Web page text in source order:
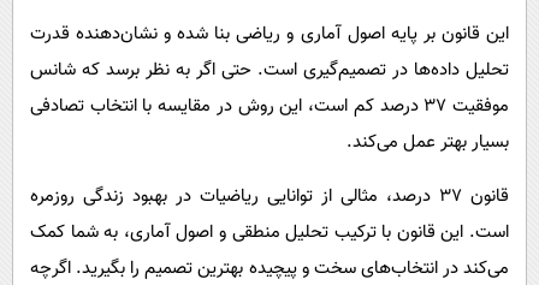
این قانون بر پایه اصول آماری و ریاضی بنا شده و نشان‌دهنده قدرت
تحلیل داده‌ها در تصمیم‌گیری است. حتی اگر به نظر برسد که شانس
موفقیت ۳۷ درصد کم است، این روش در مقایسه با انتخاب تصادفی
بسیار بهتر عمل می‌کند.
قانون ۳۷ درصد، مثالی از توانایی ریاضیات در بهبود زندگی روزمره
است. این قانون با ترکیب تحلیل منطقی و اصول آماری، به شما کمک
می‌کند در انتخاب‌های سخت و پیچیده بهترین تصمیم را بگیرید. اگرچه